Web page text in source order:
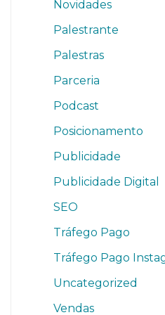
Novidades
Palestrante
Palestras
Parceria
Podcast
Posicionamento
Publicidade
Publicidade Digital
SEO
Tráfego Pago
Tráfego Pago
Uncategorized
Vendas